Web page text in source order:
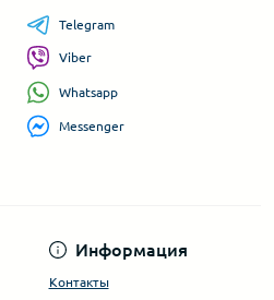
Информация
Контакты
Telegram
Viber
Whatsapp
Messenger